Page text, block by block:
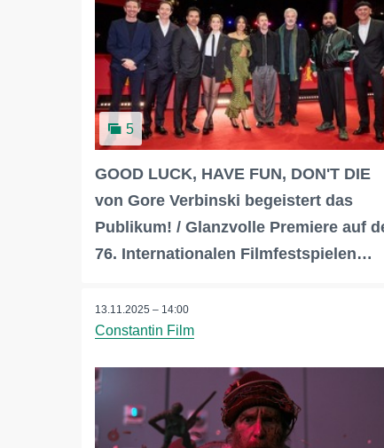
5
GOOD LUCK, HAVE FUN, DON'T DIE
von Gore Verbinski begeistert das
Publikum! / Glanzvolle Premiere auf
76. Internationalen Filmfestspielen…
13.11.2025 – 14:00
Constantin Film